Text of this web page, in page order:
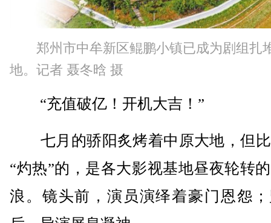
郑州市中牟新区鲲鹏小镇已成为剧组扎
地。记者 聂冬晗 摄
“充值破亿！开机大吉！”
七月的骄阳炙烤着中原大地，但
“灼热”的，是各大影视基地昼夜轮转
浪。镜头前，演员演绎着豪门恩怨